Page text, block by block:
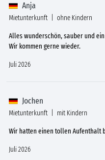
Anja
Mietunterkunft ohne Kindern
Alles wunderschön, sauber und
Wir kommen gerne wieder.
Juli 2026
Jochen
Mietunterkunft mit Kindern
Wir hatten einen tollen Aufenthalt
Juli 2026